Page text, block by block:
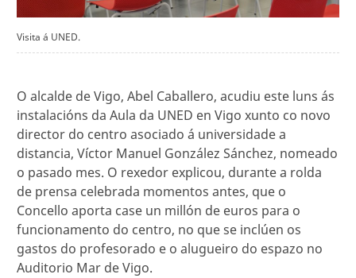
Visita á UNED.
O alcalde de Vigo, Abel Caballero, acudiu este luns ás
instalacións da Aula da UNED en Vigo xunto co novo
director do centro asociado á universidade a
distancia, Víctor Manuel González Sánchez, nomeado
o pasado mes. O rexedor explicou, durante a rolda
de prensa celebrada momentos antes, que o
Concello aporta case un millón de euros para o
funcionamento do centro, no que se inclúen os
gastos do profesorado e o alugueiro do espazo no
Auditorio Mar de Vigo.